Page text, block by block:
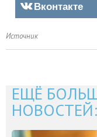
Вконтакте
Источник
ЕЩЁ
НОВОСТЕЙ: